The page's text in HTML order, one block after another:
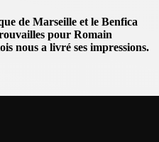
de Marseille et le Benfica
pour Romain
nous a livré ses impressions.